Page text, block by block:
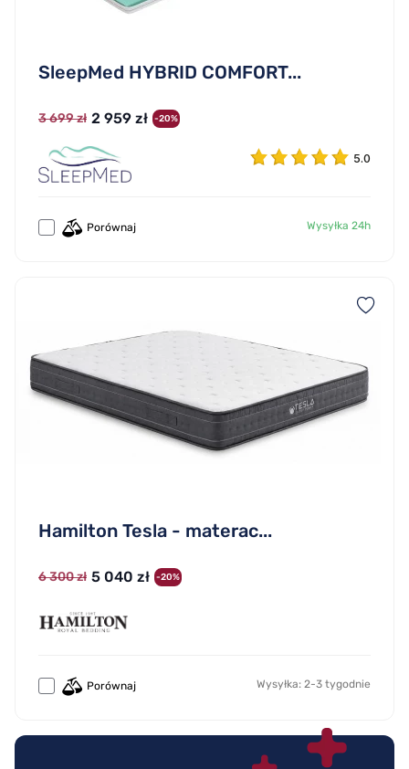
SleepMed HYBRID COMFORT...
3 699 zł 2 959 zł -20%
5.0
Porównaj Wysyłka 24h
Hamilton Tesla - materac...
6 300 zł 5 040 zł -20%
Porównaj Wysyłka: 2-3 tygodnie